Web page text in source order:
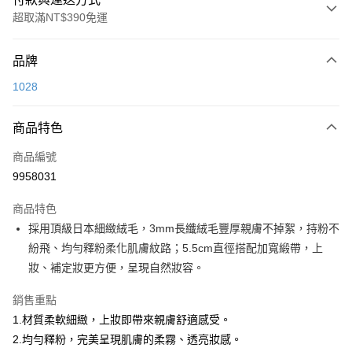
超取滿NT$390免運
POYA支付
超商取貨付款
LINE Pay
街口支付
悠遊付
Google Pay
AFTEE先享後付
相關說明
【關於「AFTEE先享後付」】
品牌
1028
商品特色
商品編號
9958031
商品特色
採用頂級日本細緻絨毛，3mm長纖絨毛豐厚親膚不掉絮，持粉不
紛飛、均勻釋粉柔化肌膚紋路；5.5cm直徑搭配加寬緞帶，上
妝、補定妝更方便，呈現自然妝容。
銷售重點
1.材質柔軟細緻，上妝即帶來親膚舒適感受。
2.均勻釋粉，完美呈現肌膚的柔霧、透亮妝感。